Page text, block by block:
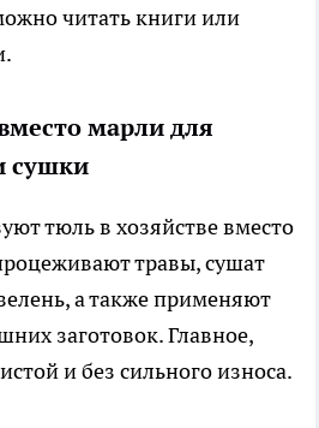
читать книги или
марли для
сушки
тюль в хозяйстве вместо
травы, сушат
а также применяют
заготовок. Главное,
и без сильного износа.